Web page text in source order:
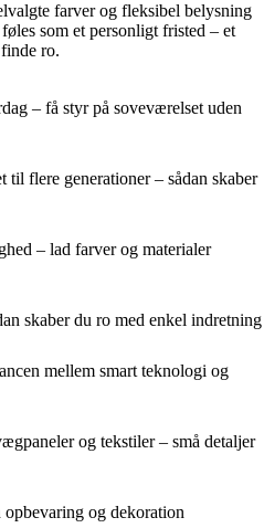
farver og fleksibel belysning
som et personligt fristed – et
ro.
– få styr på soveværelset uden
flere generationer – sådan skaber
– lad farver og materialer
skaber du ro med enkel indretning
mellem smart teknologi og
og tekstiler – små detaljer
og dekoration